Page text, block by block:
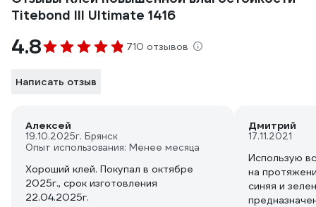
Titebond III Ultimate 1416
4.8 710 отзывов
Написать отзыв
Алексей
19.10.2025г. Брянск
Опыт использования: Менее месяца
Хороший клей. Покупал в октябре
2025г., срок изготовления
22.04.2025г.
Дмитрий
17.11.2021
Использую
на
синяя и